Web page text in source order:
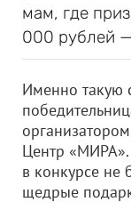
мам, где
000 рублей
Именно такую
Центр
в конкурсе не
щедрые